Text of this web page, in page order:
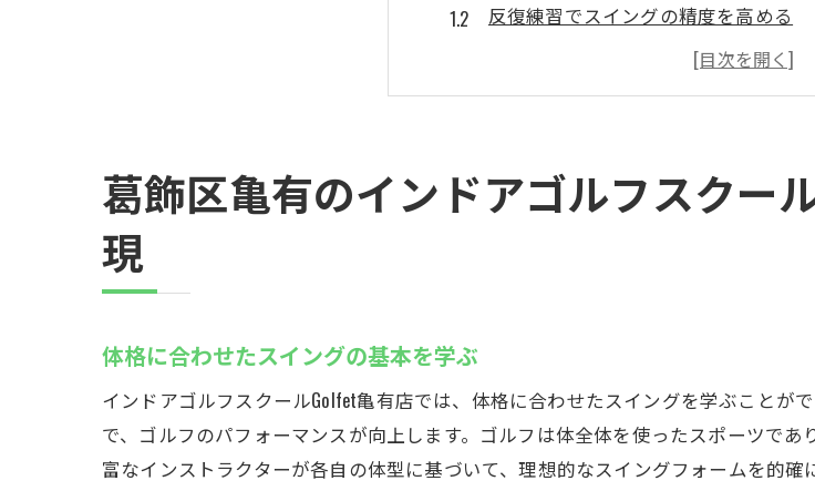
反復練習でスイングの精度を高める
個別指導によるスイング改善のアプロ
初心者も安心！基礎からのスイング
ゴルフシミュレーターでのスイング
アクセス抜群のGolfet亀有店で楽しくゴル
仲間と一緒に楽しくスキルアップ
自分のペースでスキルを磨く方法
初心者にも安心！個別指導で学ぶインド
葛飾区亀有のインドアゴルフスクー
現
体格に合わせたスイングの基本を学ぶ
インドアゴルフスクールGolfet亀有店では、体格に合わせたスイングを学ぶことが
で、ゴルフのパフォーマンスが向上します。ゴルフは体全体を使ったスポーツで
富なインストラクターが各自の体型に基づいて、理想的なスイングフォームを的